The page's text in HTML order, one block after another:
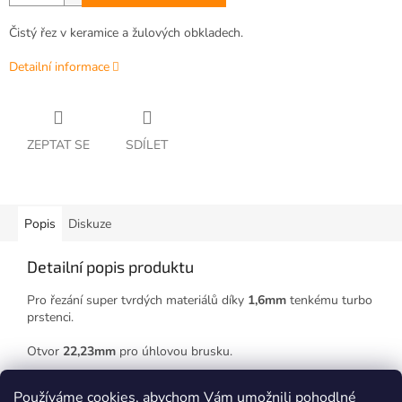
Používáme cookies, abychom Vám umožnili pohodlné
Čistý řez v keramice a žulových obkladech.
Detailní informace
ZEPTAT SE SDÍLET
Popis Diskuze
Detailní popis produktu
Pro řezání super tvrdých materiálů díky 1,6mm tenkému turbo
prstenci.
Otvor 22,23mm pro úhlovou brusku.